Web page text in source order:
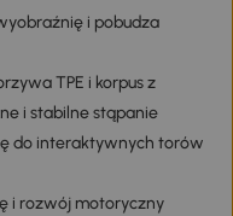
i pobudza
TPE i korpus z
i stabilne stąpanie
do interaktywnych torów
i rozwój motoryczny